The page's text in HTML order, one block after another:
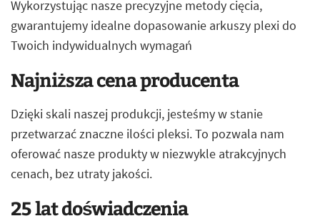
Wykorzystując nasze precyzyjne metody cięcia,
gwarantujemy idealne dopasowanie arkuszy plexi do
Twoich indywidualnych wymagań
Najniższa cena producenta
Dzięki skali naszej produkcji, jesteśmy w stanie
przetwarzać znaczne ilości pleksi. To pozwala nam
oferować nasze produkty w niezwykle atrakcyjnych
cenach, bez utraty jakości.
25 lat doświadczenia